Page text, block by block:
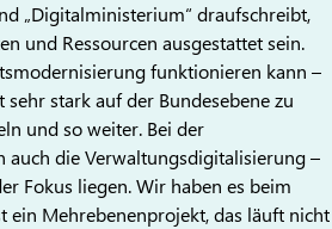
„Digitalministerium“ draufschreibt,
und Ressourcen ausgestattet sein.
funktionieren kann –
stark auf der Bundesebene zu
und so weiter. Bei der
auch die Verwaltungsdigitalisierung –
Fokus liegen. Wir haben es beim
ein Mehrebenenprojekt, das läuft nicht